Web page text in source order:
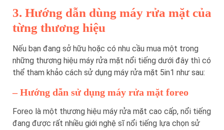
3. Hướng dẫn dùng máy rửa mặt của
từng thương hiệu
Nếu bạn đang sở hữu hoặc có nhu cầu mua một trong
những thương hiệu máy rửa mặt nổi tiếng dưới đây thì có
thể tham khảo cách sử dụng máy rửa mặt 5in1 như sau:
– Hướng dẫn sử dụng máy rửa mặt foreo
Foreo là một thương hiệu máy rửa mặt cao cấp, nổi tiếng
đang được rất nhiều giới nghệ sĩ nổi tiếng lựa chọn sử